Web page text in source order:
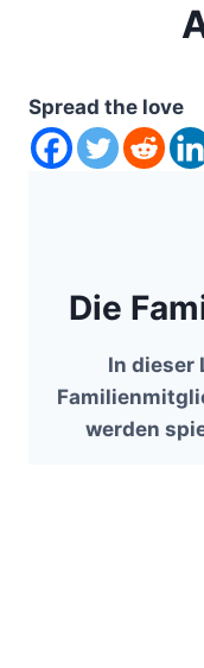
Spread the love
Die
In dieser
werden